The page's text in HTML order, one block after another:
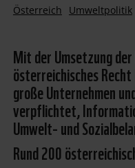
Österreich Umweltpolitik
Mit der Umsetzung
österreichisches
große Unternehmen
verpflichtet,
Umwelt- und
Rund 200